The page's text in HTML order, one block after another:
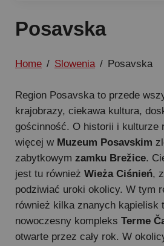
Posavska
Home / Slowenia / Posavska
Region Posavska to przede
krajobrazy, ciekawa kultura,
gościnność. O historii i kulturze
więcej w Muzeum Posavskim
zabytkowym zamku Brežice.
jest tu również Wieża Ciśnień,
podziwiać uroki okolicy. W tym
również kilka znanych kąpielisk
nowoczesny kompleks Terme
otwarte przez cały rok. W